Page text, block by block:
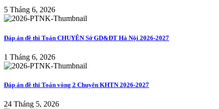
5 Tháng 6, 2026
Đáp án đề thi Toán CHUYÊN Sở GD&ĐT Hà Nội 2026-2027
1 Tháng 6, 2026
Đáp án đề thi Toán vòng 2 Chuyên KHTN 2026-2027
24 Tháng 5, 2026